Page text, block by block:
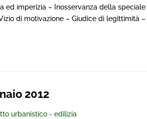
ed imperizia – Inosservanza della
di motivazione – Giudice di legittimità
2012
urbanistico - edilizia